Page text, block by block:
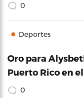
0
Deportes
Oro para
Puerto Rico en
0